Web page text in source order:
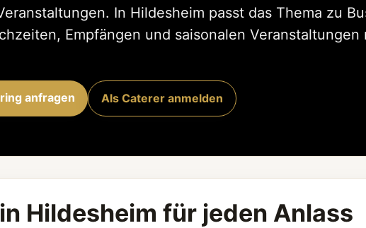
In Hildesheim passt das Thema zu
Empfängen und saisonalen
anfragen Als Caterer anmelden
Hildesheim für jeden Anlass